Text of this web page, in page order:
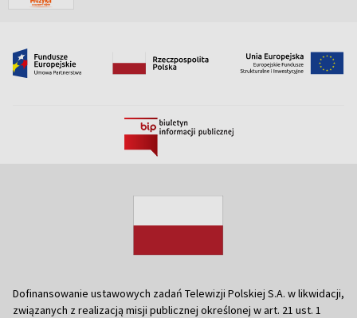
Dofinansowanie ustawowych zadań Telewizji Polskiej S.A. w likwidacji,
związanych z realizacją misji publicznej określonej w art. 21 ust. 1